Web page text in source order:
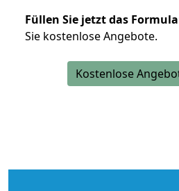
Füllen Sie jetzt das
Sie kostenlose Angebote.
Kostenlose